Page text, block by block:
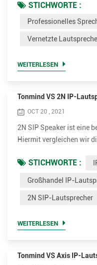
runden Aussehen. Beide
30W Verstärker.
installieren Die IP-Horn-
STICHWORTE :
Professionelles
Vernetzte
WEITERLESEN
Tonmind VS 2N IP-
OCT 20 , 2021
2N SIP Speaker ist eine
Hiermit vergleichen wir
basierten Lautsprechern.
Codecs für eine bessere
30 W für klare und laute
STICHWORTE :
Großhandel IP-
2N SIP-Lautsprecher
WEITERLESEN
Tonmind VS Axis IP-